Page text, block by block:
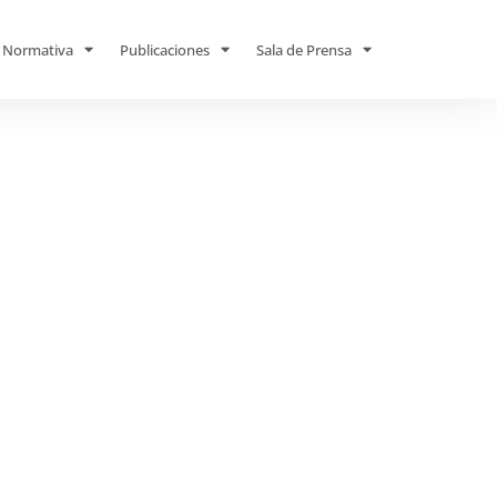
Normativa Publicaciones Sala de Prensa